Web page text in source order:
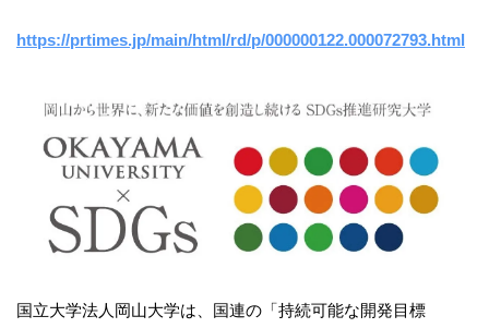
https://prtimes.jp/main/html/rd/p/000000122.000072793.html
国立大学法人岡山大学は、国連の「持続可能な開発目標